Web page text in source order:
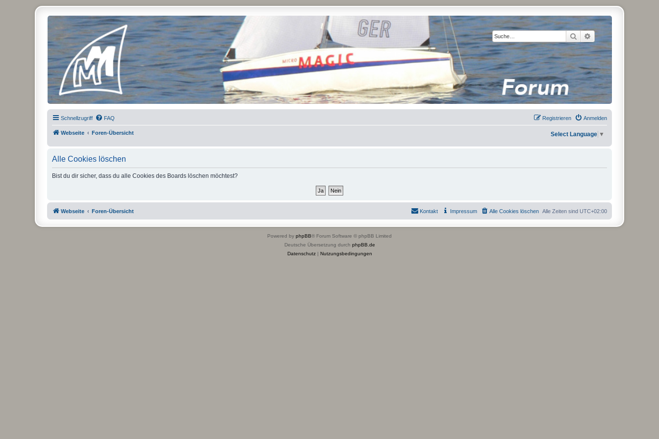
Suche Erweiterte Suche
Micro Magic Forum Deutschland
Schnellzugriff FAQ Anmelden
Registrieren
Webseite Foren-Übersicht Select Language ▼
Alle Cookies löschen
Bist du dir sicher, dass du alle Cookies des Boards löschen möchtest?
Webseite Foren-Übersicht Alle Zeiten sind UTC+02:00
Alle Cookies löschen
Impressum
Kontakt
Powered by phpBB® Forum Software © phpBB Limited
Deutsche Übersetzung durch phpBB.de
Datenschutz| Nutzungsbedingungen